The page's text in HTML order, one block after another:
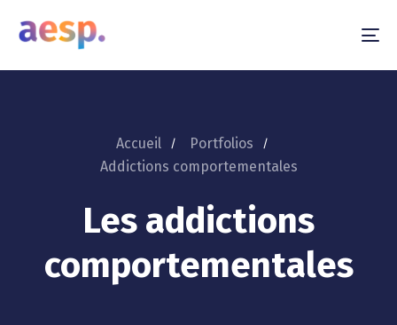
Accueil
Portfolios
Addictions comportementales
Les addictions
comportementales